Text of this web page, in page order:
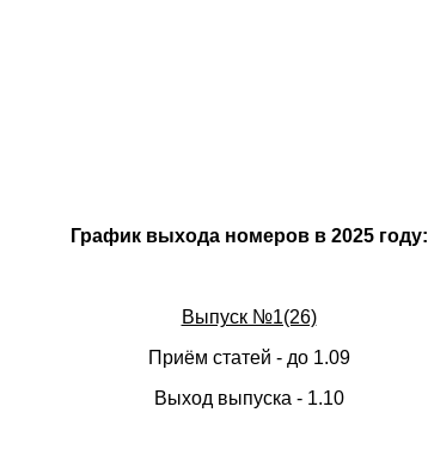
График выхода номеров в 2025 году:
Выпуск №1(26)
Приём статей - до 1.09
Выход выпуска - 1.10